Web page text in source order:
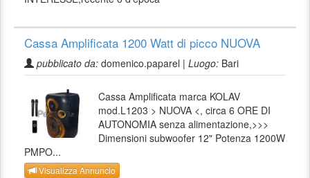
Cassa Amplificata 1200 Watt di picco NUOVA
pubblicato da: domenico.paparel | Luogo: Bari
Cassa Amplificata marca KOLAV
mod.L1203 > NUOVA <, circa 6 ORE DI
AUTONOMIA senza alimentazione,>>>
Dimensioni subwoofer 12" Potenza 1200W
PMPO...
Visualizza Annuncio